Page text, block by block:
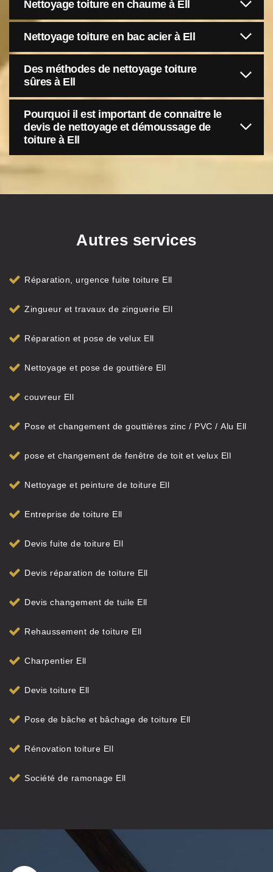
Nettoyage toiture en chaume à Ell
Nettoyage toiture en bac acier à Ell
Des méthodes de nettoyage toiture
sûres à Ell
Pourquoi il est important de connaitre le
devis de nettoyage et démoussage de
toiture à Ell
Autres services
Réparation, urgence fuite toiture Ell
Zingueur et travaux de zinguerie Ell
Réparation et pose de velux Ell
Nettoyage et pose de gouttière Ell
couvreur Ell
Pose et changement de gouttières zinc / PVC / Alu Ell
pose et changement de fenêtre de toit et velux Ell
Nettoyage et peinture de toiture Ell
Entreprise de toiture Ell
Devis fuite de toiture Ell
Devis réparation de toiture Ell
Devis changement de tuile Ell
Rehaussement de toiture Ell
Charpentier Ell
Devis toiture Ell
Pose de bâche et bâchage de toiture Ell
Rénovation toiture Ell
Société de ramonage Ell